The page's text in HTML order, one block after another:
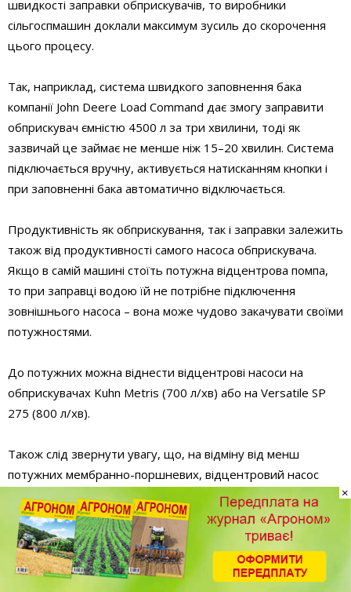
швидкості заправки обприскувачів, то виробники
сільгоспмашин доклали максимум зусиль до скорочення
цього процесу.
Так, наприклад, система швидкого заповнення бака
компанії John Deere Load Command дає змогу заправити
обприскувач ємністю 4500 л за три хвилини, тоді як
зазвичай це займає не менше ніж 15–20 хвилин. Система
підключається вручну, активується натисканням кнопки і
при заповненні бака автоматично відключається.
Продуктивність як обприскування, так і заправки залежить
також від продуктивності самого насоса обприскувача.
Якщо в самій машині стоїть потужна відцентрова помпа,
то при заправці водою їй не потрібне підключення
зовнішнього насоса – вона може чудово закачувати своїми
потужностями.
До потужних можна віднести відцентрові насоси на
обприскувачах Kuhn Metris (700 л/хв) або на Versatile SP
275 (800 л/хв).
Також слід звернути увагу, що, на відміну від менш
потужних мембранно-поршневих, відцентровий насос
забезпечує високу продуктивність системи на підвищених
швидкостях і при значних нормах виливу ЗЗР (300–350 л/
га), тоді як мембранно-поршневий з такими нормами
справляється гірше, і при збільшенні швидкості його
продуктивність падає. Крім того, при роботі з такими
×